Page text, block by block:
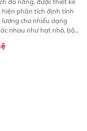
hiện phân tích định tính
lượng cho nhiều dạng
nhau như hạt nhỏ, bột,
phép bất kỳ ai cũng có